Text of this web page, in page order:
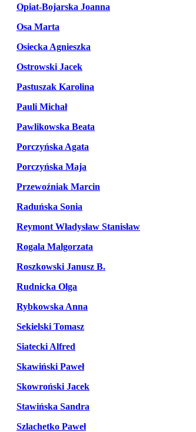
Opiat-Bojarska Joanna
Osa Marta
Osiecka Agnieszka
Ostrowski Jacek
Pastuszak Karolina
Pauli Michał
Pawlikowska Beata
Porczyńska Agata
Porczyńska Maja
Przewoźniak Marcin
Raduńska Sonia
Reymont Władysław Stanisław
Rogala Malgorzata
Roszkowski Janusz B.
Rudnicka Olga
Rybkowska Anna
Sekielski Tomasz
Siatecki Alfred
Skawiński Paweł
Skowroński Jacek
Stawińska Sandra
Szlachetko Paweł